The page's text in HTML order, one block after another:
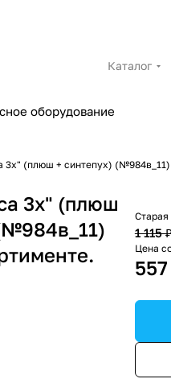
Каталог
оборудование
3х" (плюш + синтепух) (№984в_11)
3х" (плюш
Старая
1 115
Цена